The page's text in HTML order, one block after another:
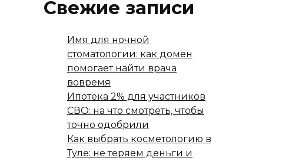
Свежие записи
Имя для ночной
стоматологии: как домен
помогает найти врача
вовремя
Ипотека 2% для участников
СВО: на что смотреть, чтобы
точно одобрили
Как выбрать косметологию в
Туле: не теряем деньги и